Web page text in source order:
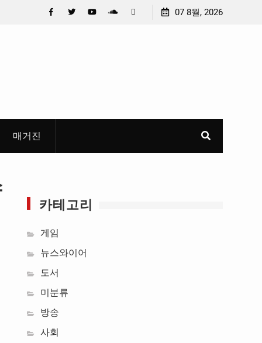
충청 청소년이 만든 U대회 홍보 영상…최종 6편 선정
07 8월, 2026
매거진
카테고리
게임
뉴스와이어
도서
미분류
방송
사회